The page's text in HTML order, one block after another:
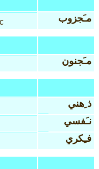
مـَجزوب
مـَجنون
ذ ِهني
نـَفسي
فـِكري